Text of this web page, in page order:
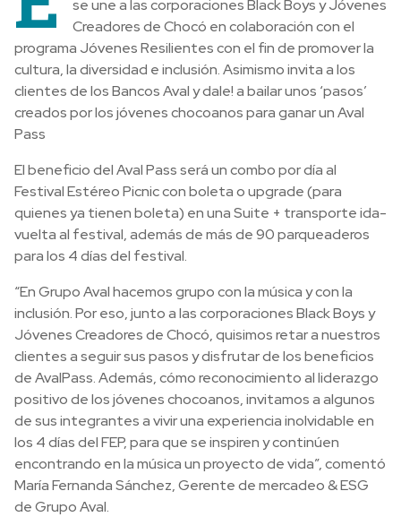
se une a las corporaciones Black Boys y Jóvenes
Creadores de Chocó en colaboración con el
programa Jóvenes Resilientes con el fin de promover la
cultura, la diversidad e inclusión. Asimismo invita a los
clientes de los Bancos Aval y dale! a bailar unos ‘pasos’
creados por los jóvenes chocoanos para ganar un Aval
Pass
El beneficio del Aval Pass será un combo por día al
Festival Estéreo Picnic con boleta o upgrade (para
quienes ya tienen boleta) en una Suite + transporte ida-
vuelta al festival, además de más de 90 parqueaderos
para los 4 días del festival.
“En Grupo Aval hacemos grupo con la música y con la
inclusión. Por eso, junto a las corporaciones Black Boys y
Jóvenes Creadores de Chocó, quisimos retar a nuestros
clientes a seguir sus pasos y disfrutar de los beneficios
de AvalPass. Además, cómo reconocimiento al liderazgo
positivo de los jóvenes chocoanos, invitamos a algunos
de sus integrantes a vivir una experiencia inolvidable en
los 4 días del FEP, para que se inspiren y continúen
encontrando en la música un proyecto de vida”, comentó
María Fernanda Sánchez, Gerente de mercadeo & ESG
de Grupo Aval.